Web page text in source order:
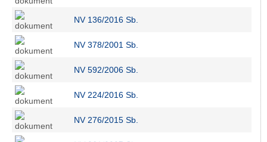
NV 136/2016 Sb.
NV 378/2001 Sb.
NV 592/2006 Sb.
NV 224/2016 Sb.
NV 276/2015 Sb.